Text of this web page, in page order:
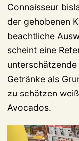
Connaisseur
der gehobenen
beachtliche
scheint eine
unterschätzende
Getränke als
zu schätzen
Avocados.